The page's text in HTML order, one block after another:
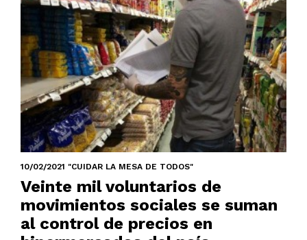
10/02/2021 "CUIDAR LA MESA DE TODOS"
Veinte mil voluntarios de
movimientos sociales se suman
al control de precios en